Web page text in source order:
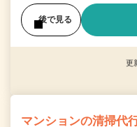
後で見る
更
マンションの清掃代